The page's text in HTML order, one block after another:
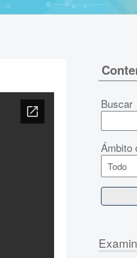
Buscar
Ámbito